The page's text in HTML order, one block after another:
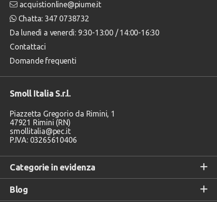
Categorie in evidenza
Blog
acquistionline@piume.it
Chatta: 347 0738732
Da lunedì a venerdì: 9:30-13:00 / 14:00-16:30
Contattaci
Domande frequenti
Smoll Italia S.r.l.
Piazzetta Gregorio da Rimini, 1
47921 Rimini (RN)
smollitalia@pec.it
P.IVA: 03265610406